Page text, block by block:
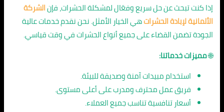
إذا كنت تبحث عن حل سريع وفعّال لمشكلة الحشرات، فإنالشركة
الألمانية لإبادة الحشراتهي الخيار الأمثل. نحن نقدم خدمات عالية
الجودة تضمن القضاء على جميع أنواع الحشرات في وقت قياسي.
🌐مميزات خدماتنا:
استخدام مبيدات آمنة وصديقة للبيئة.
فريق عمل محترف ومدرب على أعلى مستوى.
أسعار تنافسية تناسب جميع العملاء.